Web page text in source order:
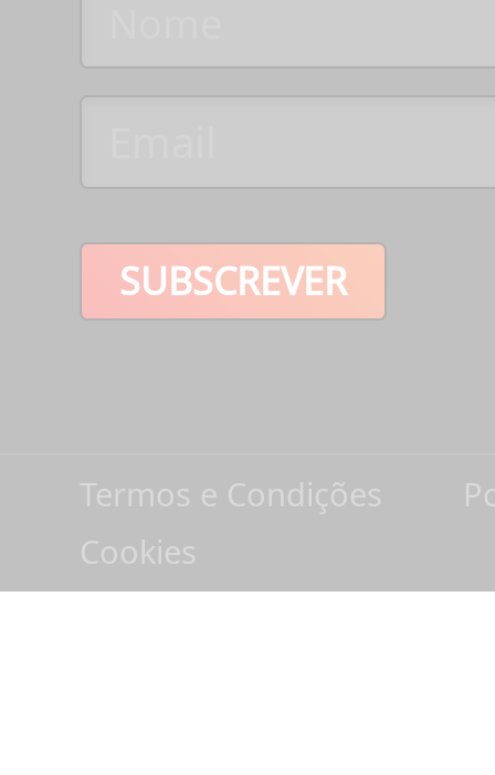
SUBSCREVER
Termos e Condições
Cookies